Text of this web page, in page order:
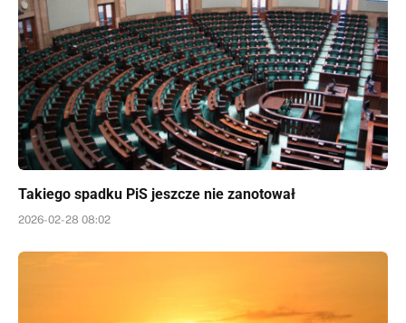
Takiego spadku PiS jeszcze nie zanotował
2026-02-28 08:02